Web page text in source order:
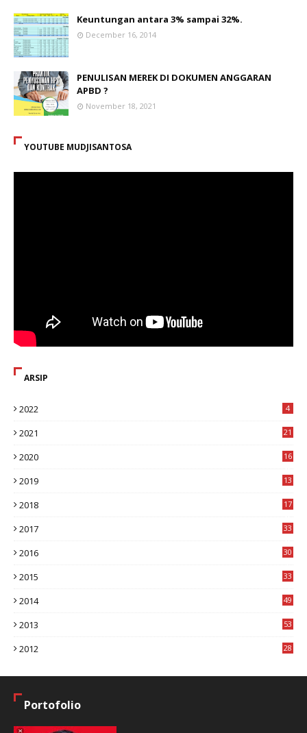
Keuntungan antara 3% sampai 32%.
December 16, 2014
PENULISAN MEREK DI DOKUMEN ANGGARAN
APBD ?
November 18, 2021
YOUTUBE MUDJISANTOSA
ARSIP
2022 4
2021 21
2020
16
2019
13
2018
17
2017
33
2016
30
2015
33
2014
49
2013
53
2012
28
Portofolio